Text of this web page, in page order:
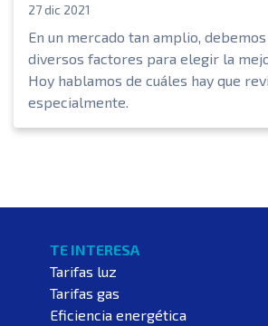
27 dic 2021
En un mercado tan amplio,
diversos factores para elegir la
Hoy hablamos de cuáles hay que
especialmente.
TE INTERESA
Tarifas luz
Tarifas gas
Eficiencia energética